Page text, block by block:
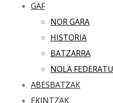
GAF
NOR GARA
HISTORIA
BATZARRA
NOLA FEDERATU
ABESBATZAK
EKINTZAK